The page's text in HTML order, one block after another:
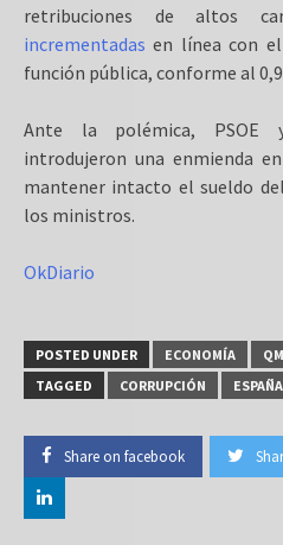
retribuciones de altos
incrementadas en línea con
función pública, conforme al
Ante la polémica, PSOE
introdujeron una enmienda
mantener intacto el sueldo
los ministros.
OkDiario
POSTED UNDER ECONOMÍA
TAGGED
CORRUPCIÓN ESPAÑA
Share on facebook